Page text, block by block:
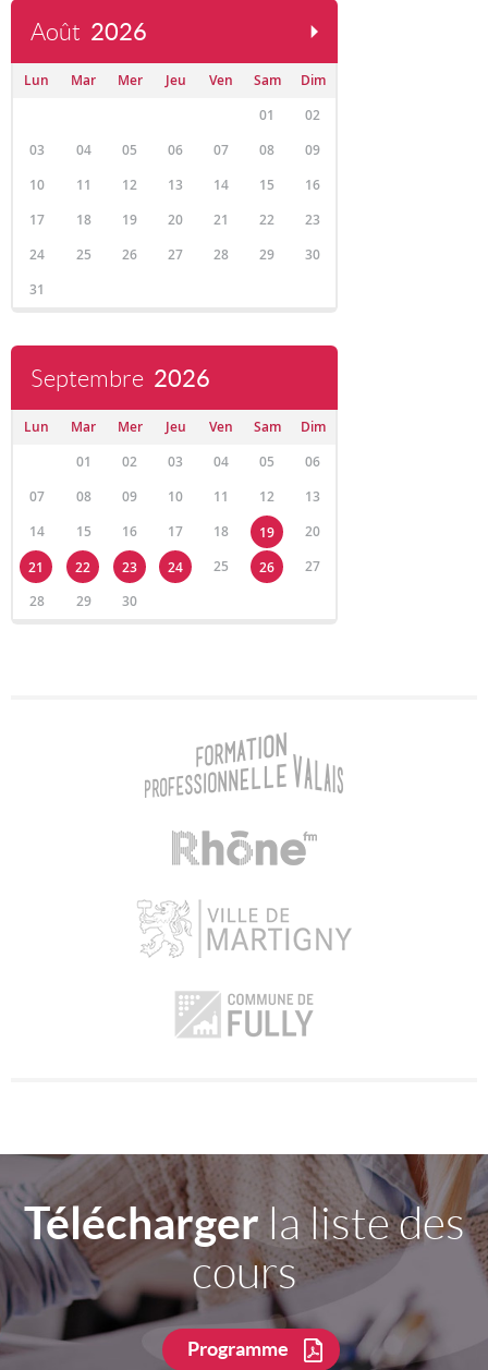
Août 2026
Lun Mar Mer Jeu Ven Sam
Dim
01
02
03
04 05 06 07 08
09
10
11 12 13 14 15
16
17
18 19 20 21 22
23
24
25 26 27 28 29
30
31
Septembre 2026
Lun Mar Mer Jeu Ven Sam
Dim
01
02 03 04 05
06
07
08 09 10 11 12
13
14
15 16 17 18 19
20
21
22 23 24 25 26
27
28
29 30
Téléchargerla liste des
cours
Programme